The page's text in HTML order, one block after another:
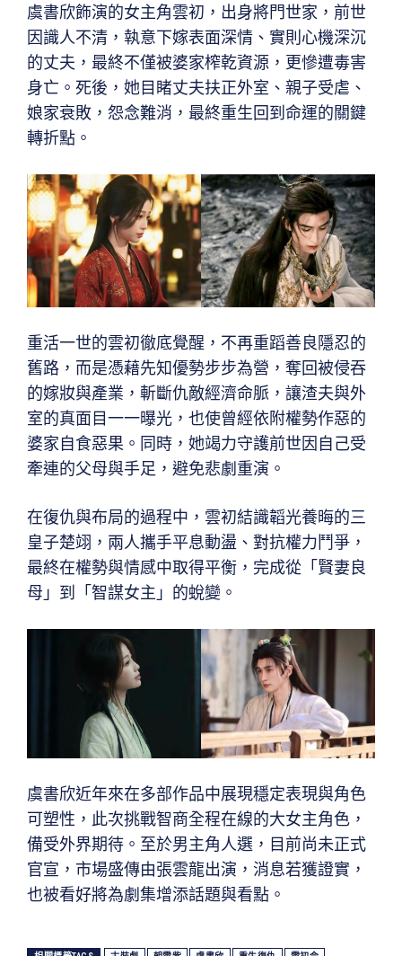
虞書欣飾演的女主角雲初，出身將門世家，前世
因識人不清，執意下嫁表面深情、實則心機深沉
的丈夫，最終不僅被婆家榨乾資源，更慘遭毒害
身亡。死後，她目睹丈夫扶正外室、親子受虐、
娘家衰敗，怨念難消，最終重生回到命運的關鍵
轉折點。
重活一世的雲初徹底覺醒，不再重蹈善良隱忍的
舊路，而是憑藉先知優勢步步為營，奪回被侵吞
的嫁妝與產業，斬斷仇敵經濟命脈，讓渣夫與外
室的真面目一一曝光，也使曾經依附權勢作惡的
婆家自食惡果。同時，她竭力守護前世因自己受
牽連的父母與手足，避免悲劇重演。
在復仇與布局的過程中，雲初結識韜光養晦的三
皇子楚翊，兩人攜手平息動盪、對抗權力鬥爭，
最終在權勢與情感中取得平衡，完成從「賢妻良
母」到「智謀女主」的蛻變。
虞書欣近年來在多部作品中展現穩定表現與角色
可塑性，此次挑戰智商全程在線的大女主角色，
備受外界期待。至於男主角人選，目前尚未正式
官宣，市場盛傳由張雲龍出演，消息若獲證實，
也被看好將為劇集增添話題與看點。